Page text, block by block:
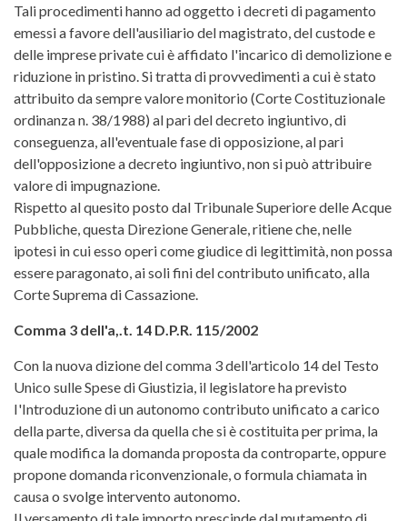
Tali procedimenti hanno ad oggetto i decreti di pagamento
emessi a favore dell'ausiliario del magistrato, del custode e
delle imprese private cui è affidato l'incarico di demolizione e
riduzione in pristino. Si tratta di provvedimenti a cui è stato
attribuito da sempre valore monitorio (Corte Costituzionale
ordinanza n. 38/1988) al pari del decreto ingiuntivo, di
conseguenza, all'eventuale fase di opposizione, al pari
dell'opposizione a decreto ingiuntivo, non si può attribuire
valore di impugnazione.
Rispetto al quesito posto dal Tribunale Superiore delle Acque
Pubbliche, questa Direzione Generale, ritiene che, nelle
ipotesi in cui esso operi come giudice di legittimità, non possa
essere paragonato, ai soli fini del contributo unificato, alla
Corte Suprema di Cassazione.
Comma 3 dell'a,.t. 14 D.P.R. 115/2002
Con la nuova dizione del comma 3 dell'articolo 14 del Testo
Unico sulle Spese di Giustizia, il legislatore ha previsto
I'Introduzione di un autonomo contributo unificato a carico
della parte, diversa da quella che si è costituita per prima, la
quale modifica la domanda proposta da controparte, oppure
propone domanda riconvenzionale, o formula chiamata in
causa o svolge intervento autonomo.